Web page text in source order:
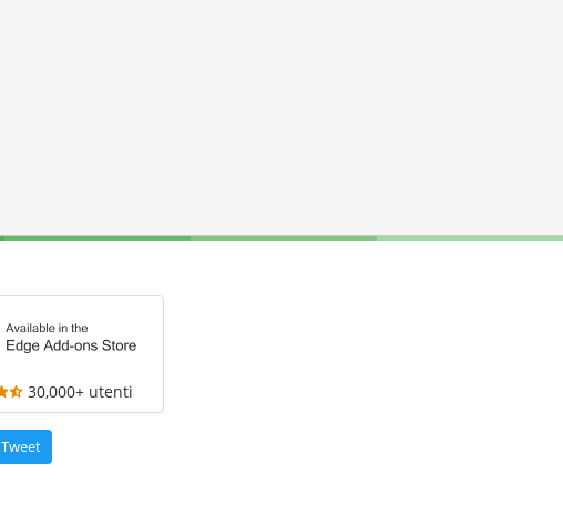
30,000+ utenti
Tweet